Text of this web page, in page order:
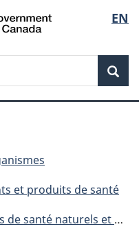
de
la
EN
et produits de santé
sans ordonnance : prochaines étapes